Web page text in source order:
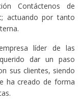
Contáctenos de
actuando por tanto
líder de las
dar un paso
sus clientes, siendo
ha creado de forma